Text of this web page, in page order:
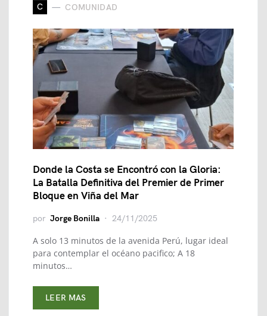
C COMUNIDAD
Donde la Costa se Encontró con la Gloria:
La Batalla Definitiva del Premier de Primer
Bloque en Viña del Mar
por Jorge Bonilla 24/11/2025
A solo 13 minutos de la avenida Perú, lugar ideal
para contemplar el océano pacifico; A 18
minutos…
LEER MAS